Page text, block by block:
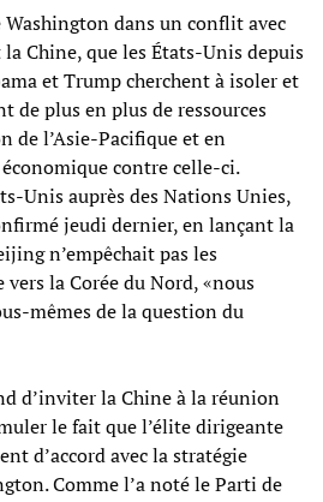
dans un conflit avec
Chine, que les États-Unis depuis
et Trump cherchent à isoler et
de plus en plus de ressources
de l’Asie-Pacifique et en
contre celle-ci.
Unis auprès des Nations Unies,
jeudi dernier, en lançant la
n’empêchait pas les
la Corée du Nord, «nous
mêmes de la question du
d’inviter la Chine à la réunion
le fait que l’élite dirigeante
d’accord avec la stratégie
Comme l’a noté le Parti de